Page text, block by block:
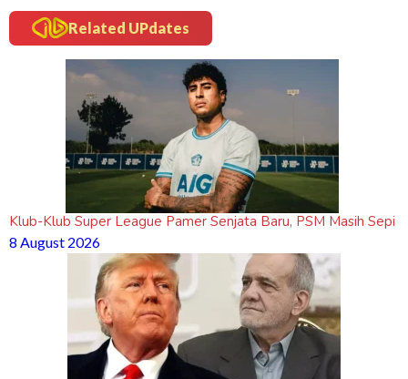
Related UPdates
Klub-Klub Super League Pamer Senjata Baru, PSM Masih Sepi
8 August 2026